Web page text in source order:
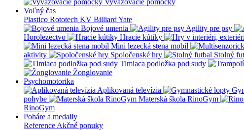
Vyvažovacie pomôcky
Voľný čas
Plastico Rototech KV Billiard Yate
Bojové umenia
Agility pre psy
Horolezectvo
Hracie kútiky
Mini lezecká stena mobil
aktivity
Spoločenské hry Stolný
Tlmiaca podložka pod sudy
Žonglovanie
Psychomotorika
Aplikovaná televízia
pohybe
Materská škola RinoGym
RinoGym
Poháre a medaily
Reference Akčné ponuky